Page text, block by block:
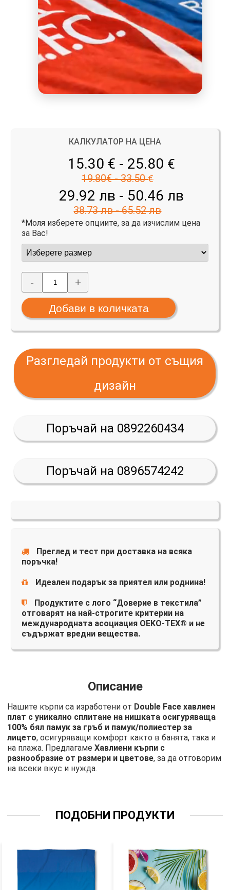
КАЛКУЛАТОР НА ЦЕНА
15.30 € - 25.80 €
19.80€ - 33.50 €
29.92 лв - 50.46 лв
38.73 лв - 65.52 лв
*Моля изберете опциите, за да изчислим цена
за Вас!
- +
Разгледай продукти от същия
дизайн
Поръчай на 0892260434
Поръчай на 0896574242
Преглед и тест при доставка на всяка
поръчка!
Идеален подарък за приятел или роднина!
Продуктите с лого “Доверие в текстила”
отговарят на най-строгите критерии на
международната асоциация OEKO-TEX® и не
съдържат вредни вещества.
Описание
Нашите кърпи са изработени от Double Face хавлиен
плат с уникално сплитане на нишката осигуряваща
100% бял памук за гръб и памук/полиестер за
лицето, осигуряващи комфорт както в банята, така и
на плажа. ПредлагамеХавлиени кърпи с
разнообразие от размери и цветове, за да отговорим
на всеки вкус и нужда.
ПОДОБНИ ПРОДУКТИ